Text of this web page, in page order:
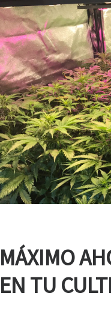
MÁXIMO
EN TU